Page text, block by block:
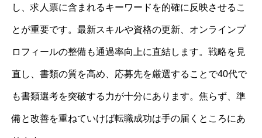
し、求人票に含まれるキーワードを的確に反映させるこ
とが重要です。最新スキルや資格の更新、オンラインプ
ロフィールの整備も通過率向上に直結します。戦略を見
直し、書類の質を高め、応募先を厳選することで40代で
も書類選考を突破する力が十分にあります。焦らず、準
備と改善を重ねていけば転職成功は手の届くところにあ